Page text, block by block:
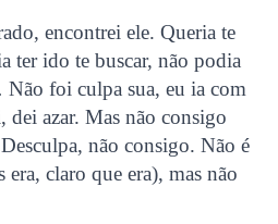
encontrei ele. Queria te
ter ido te buscar, não podia
foi culpa sua, eu ia com
dei azar. Mas não consigo
não consigo. Não é
era, claro que era), mas não